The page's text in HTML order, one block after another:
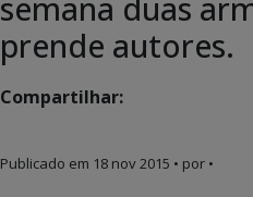
prende autores.
Compartilhar:
Publicado em 18 nov 2015 • por •